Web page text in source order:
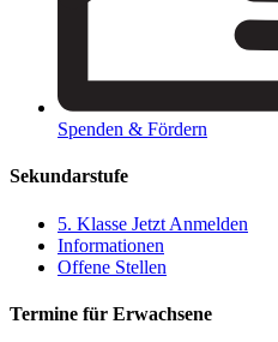
Spenden & Fördern
Sekundarstufe
5. Klasse Jetzt Anmelden
Informationen
Offene Stellen
Termine für Erwachsene